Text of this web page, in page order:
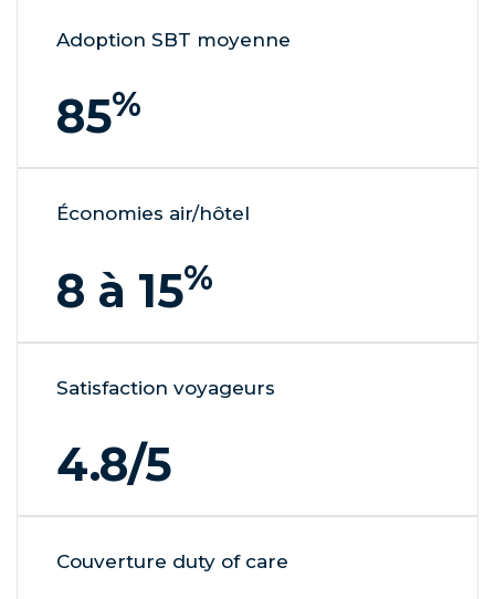
Adoption SBT moyenne
85%
Économies air/hôtel
8 à 15%
Satisfaction voyageurs
4.8/5
Couverture duty of care